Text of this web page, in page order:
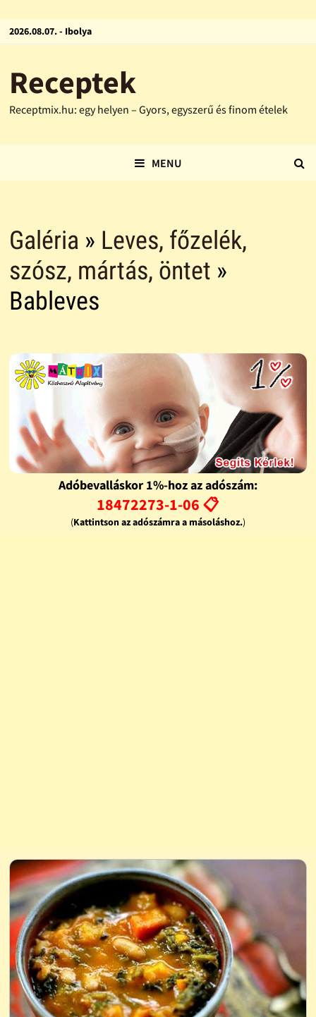
2026.08.07. - Ibolya
Receptek
Receptmix.hu: egy helyen – Gyors, egyszerű és finom ételek
MENU
Galéria » Leves, főzelék,
szósz, mártás, öntet »
Bableves
Adóbevalláskor 1%-hoz az adószám:
18472273-1-06 📋
(Kattintson az adószámra a másoláshoz.)